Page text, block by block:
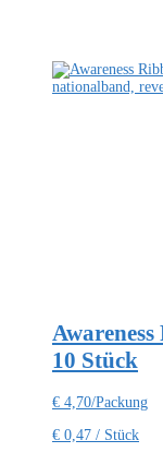
10 Stück
€ 4,70/Packung
€ 0,47 / Stück